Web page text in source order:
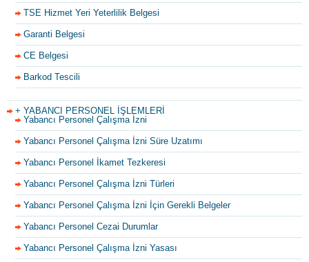
TSE Hizmet Yeri Yeterlilik Belgesi
Garanti Belgesi
CE Belgesi
Barkod Tescili
+ YABANCI PERSONEL İŞLEMLERİ
Yabancı Personel Çalışma İzni
Yabancı Personel Çalışma İzni Süre Uzatımı
Yabancı Personel İkamet Tezkeresi
Yabancı Personel Çalışma İzni Türleri
Yabancı Personel Çalışma İzni İçin Gerekli Belgeler
Yabancı Personel Cezai Durumlar
Yabancı Personel Çalışma İzni Yasası